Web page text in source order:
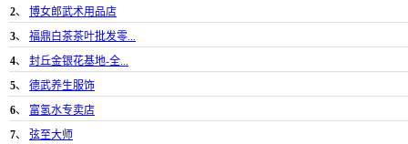
2、 博女郎武术用品店
3、 福鼎白茶茶叶批发零...
4、 封丘金银花基地-全...
5、 德武养生服饰
6、 富氢水专卖店
7、 弦至大师